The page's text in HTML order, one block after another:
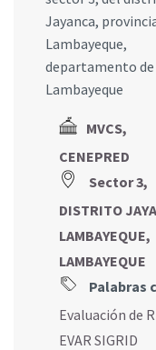
Jayanca,
Lambayeque,
departamento de
Lambayeque
MVCS,
CENEPRED
Sector 3,
DISTRITO
LAMBAYEQUE,
LAMBAYEQUE
Palabras
Evaluación de
EVAR SIGRID